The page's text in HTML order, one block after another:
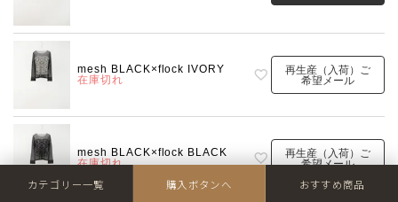
mesh BLACK×flock IVORY
在庫切れ
再生産（入荷）ご
希望メール
mesh BLACK×flock BLACK
在庫切れ
再生産（入荷）ご
希望メール
カテゴリー一覧 購入ボタンへ おすすめ商品